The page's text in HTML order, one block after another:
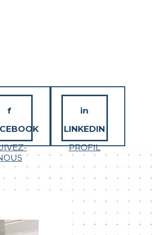
f
in
LINKEDIN
PROFIL